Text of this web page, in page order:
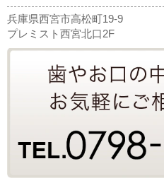
兵庫県西宮市高松町19-9
プレミスト西宮北口2F